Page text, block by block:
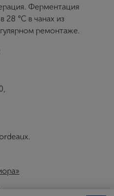
Ферментация
28 °C в чанах из
ремонтаже.